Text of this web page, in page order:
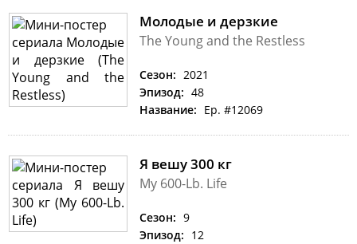
Молодые и дерзкие
The Young and the Restless
Сезон: 2021
Эпизод: 48
Название: Ep. #12069
Я вешу 300 кг
My 600-Lb. Life
Сезон: 9
Эпизод: 12